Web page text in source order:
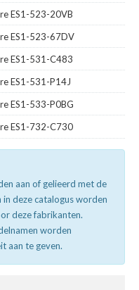
ES1-523-20VB
ES1-523-67DV
ES1-531-C483
ES1-531-P14J
ES1-533-P0BG
ES1-732-C730
aan of gelieerd met de
deze catalogus worden
deze fabrikanten.
worden
aan te geven.